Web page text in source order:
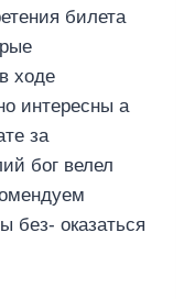
билета
ходе
интересны а
за
бог велел
без- оказаться